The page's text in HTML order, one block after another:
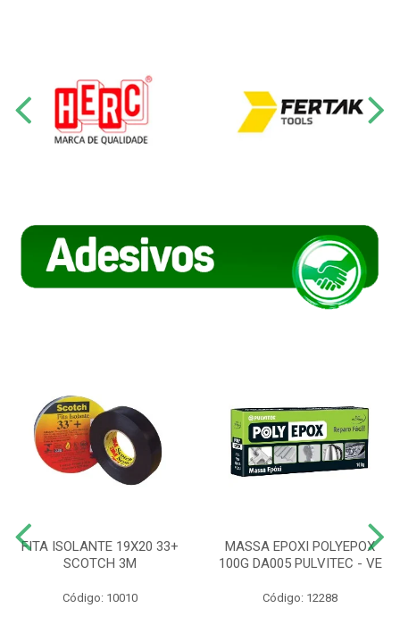
FITA ISOLANTE 19X20 33+
SCOTCH 3M
Código: 10010
MASSA EPOXI POLYEPOX
100G DA005 PULVITEC - VE
Código: 12288